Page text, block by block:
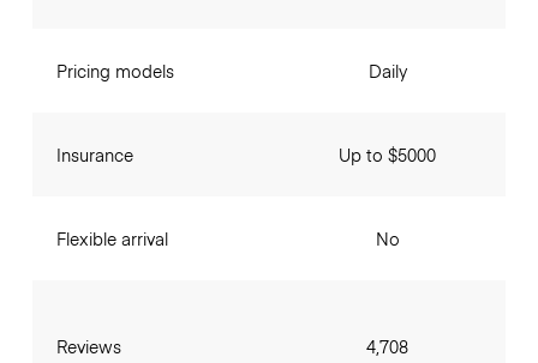
Pricing models
Insurance
Flexible arrival
Reviews
Daily
Up to $5000
No
4,708